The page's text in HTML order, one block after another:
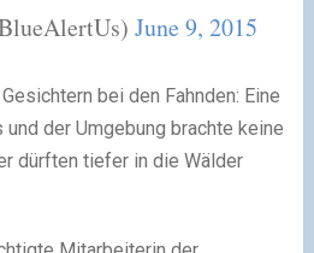
June 9, 2015
bei den Fahnden: Eine
der Umgebung brachte keine
dürften tiefer in die Wälder